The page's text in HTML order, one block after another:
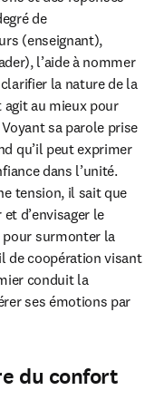
de
(enseignant),
l’aide à nommer
la nature de la
au mieux pour
sa parole prise
qu’il peut exprimer
dans l’unité.
tension, il sait que
d’envisager le
surmonter la
de coopération visant
conduit la
ses émotions par
du confort